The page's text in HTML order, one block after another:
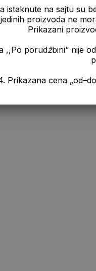
istaknute na sajtu su
proizvoda ne
Prikazani
,,Po porudžbini“ nije
„od–do“ zavisi